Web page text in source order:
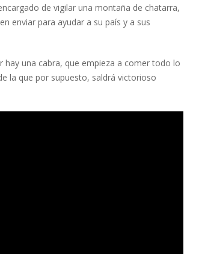
de vigilar una montaña de chatarra,
enviar para ayudar a su país y a sus
una cabra, que empieza a comer todo lo
la que por supuesto, saldrá victorioso